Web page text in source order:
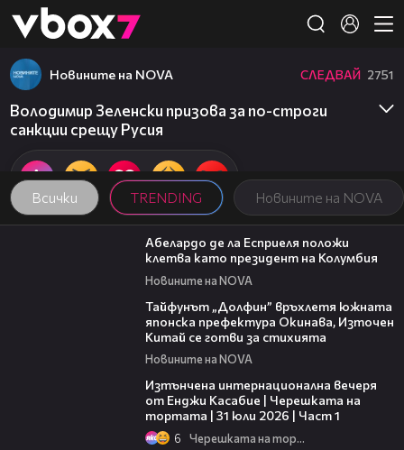
👾
Всички TRENDING Новините на NOVA
Новините на NOVA СЛЕДВАЙ 2751
Володимир Зеленски призова за по-строги
санкции срещу Русия
03:25
Абелардо де ла Есприеля положи
клетва като президент на Колумбия
Новините на NOVA
Тайфунът „Долфин” връхлетя южната
японска префектура Окинава, Източен
Китай се готви за стихията
Новините на NOVA
Изтънчена интернационална вечеря
от Енджи Касабие | Черешката на
тортата | 31 юли 2026 | Част 1
6 Черешката на тортата